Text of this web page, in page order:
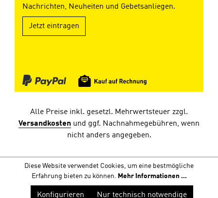
Nachrichten, Neuheiten und Gebetsanliegen.
Jetzt eintragen
Alle Preise inkl. gesetzl. Mehrwertsteuer zzgl.
Versandkosten und ggf. Nachnahmegebühren, wenn
nicht anders angegeben.
Diese Website verwendet Cookies, um eine bestmögliche
Erfahrung bieten zu können. Mehr Informationen ...
Nur technisch notwendige
Konfigurieren